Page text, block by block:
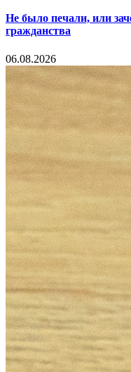
Не было печали, или
гражданства
06.08.2026